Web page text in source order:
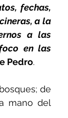
fechas,
a la
a las
en las
Pedro.
de
mano del